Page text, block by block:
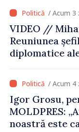
hidrologice din
râului Nistru
comune în
energie
/ Acum 3
VIDEO //
Reuniunea
diplomatice
alegerea. Ne-
Ucrainei”/ Acum 4
Igor Grosu,
MOLDPRES:
noastră este